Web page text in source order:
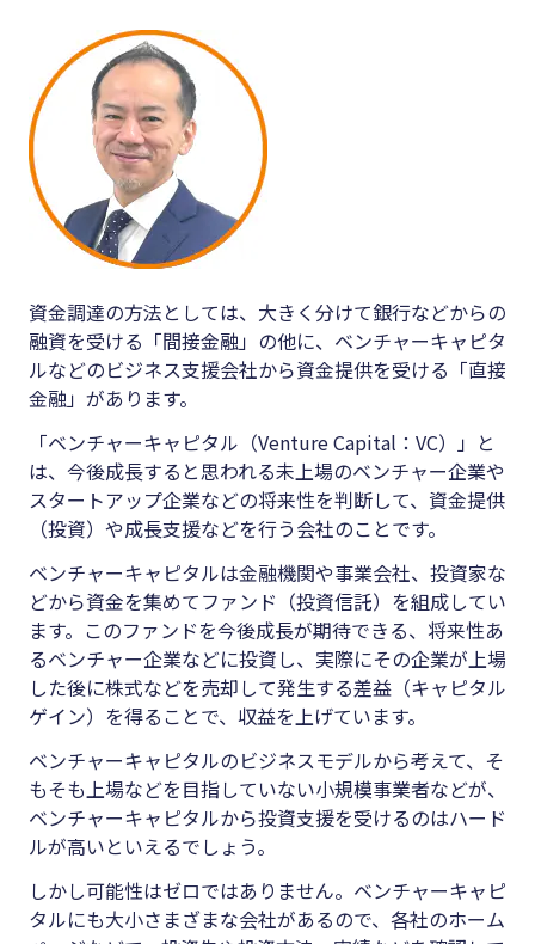
資金調達の方法としては、大きく分けて銀行などからの
融資を受ける「間接金融」の他に、ベンチャーキャピタ
ルなどのビジネス支援会社から資金提供を受ける「直接
金融」があります。
「ベンチャーキャピタル（Venture Capital：VC）」と
は、今後成長すると思われる未上場のベンチャー企業や
スタートアップ企業などの将来性を判断して、資金提供
（投資）や成長支援などを行う会社のことです。
ベンチャーキャピタルは金融機関や事業会社、投資家な
どから資金を集めてファンド（投資信託）を組成してい
ます。このファンドを今後成長が期待できる、将来性あ
るベンチャー企業などに投資し、実際にその企業が上場
した後に株式などを売却して発生する差益（キャピタル
ゲイン）を得ることで、収益を上げています。
ベンチャーキャピタルのビジネスモデルから考えて、そ
もそも上場などを目指していない小規模事業者などが、
ベンチャーキャピタルから投資支援を受けるのはハード
ルが高いといえるでしょう。
しかし可能性はゼロではありません。ベンチャーキャピ
タルにも大小さまざまな会社があるので、各社のホーム